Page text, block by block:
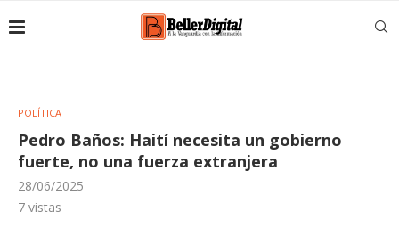
POLÍTICA
Pedro Baños: Haití necesita un gobierno
fuerte, no una fuerza extranjera
28/06/2025
7 vistas